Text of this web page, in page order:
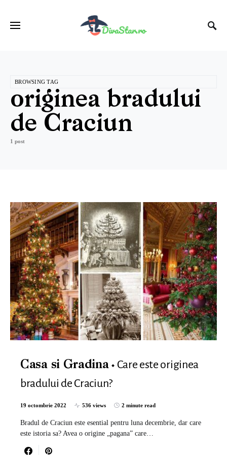
BROWSING TAG
originea bradului
de Craciun
1 post
Casa si Gradina
Care este originea
bradului de Craciun?
19 octombrie 2022 536 views 2 minute read
Bradul de Craciun este esential pentru luna decembrie, dar care
este istoria sa? Avea o origine „pagana” care…